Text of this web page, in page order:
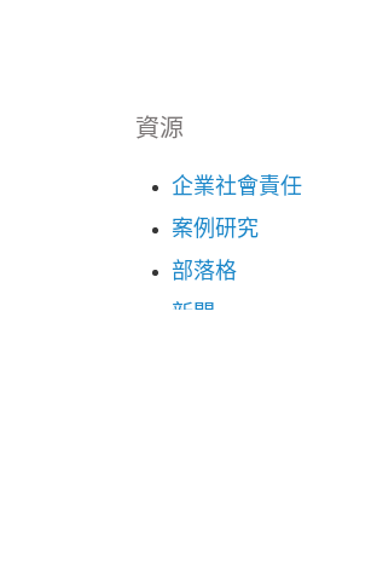
資源
企業社會責任
案例研究
部落格
新聞